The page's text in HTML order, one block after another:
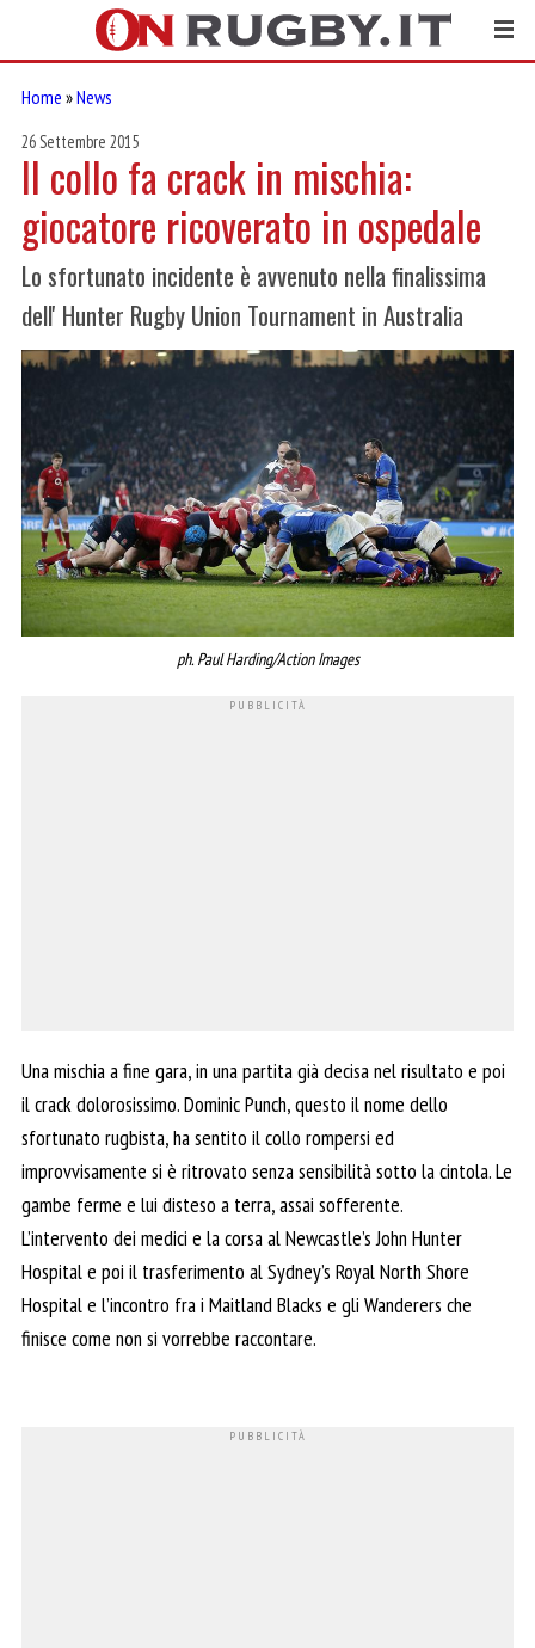
Home »News
26 Settembre 2015
Il collo fa crack in mischia:
giocatore ricoverato in ospedale
Lo sfortunato incidente è avvenuto nella finalissima
dell' Hunter Rugby Union Tournament in Australia
ph. Paul Harding/Action Images
Una mischia a fine gara, in una partita già decisa nel risultato e poi
il crack dolorosissimo. Dominic Punch, questo il nome dello
sfortunato rugbista, ha sentito il collo rompersi ed
improvvisamente si è ritrovato senza sensibilità sotto la cintola. Le
gambe ferme e lui disteso a terra, assai sofferente.
L’intervento dei medici e la corsa al Newcastle’s John Hunter
Hospital e poi il trasferimento al Sydney’s Royal North Shore
Hospital e l’incontro fra i Maitland Blacks e gli Wanderers che
finisce come non si vorrebbe raccontare.